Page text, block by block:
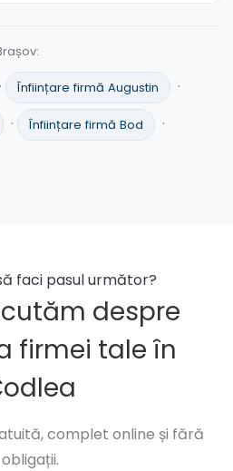
· Înființare firmă Augustin ·
· Înființare firmă Bod ·
faci pasul următor?
despre
firmei tale în
complet online și fără
obligații.